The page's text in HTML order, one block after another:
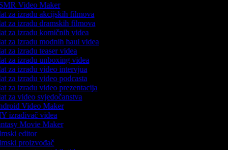
Video Maker
za izradu akcijskih filmova
za izradu dramskih filmova
za izradu komičnih videa
za izradu modnih haul videa
za izradu teaser videa
za izradu unboxing videa
za izradu video intervjua
za izradu video podcasta
za izradu video prezentacija
za video svjedočanstva
Video Maker
izrađivač videa
Movie Maker
editor
proizvođač